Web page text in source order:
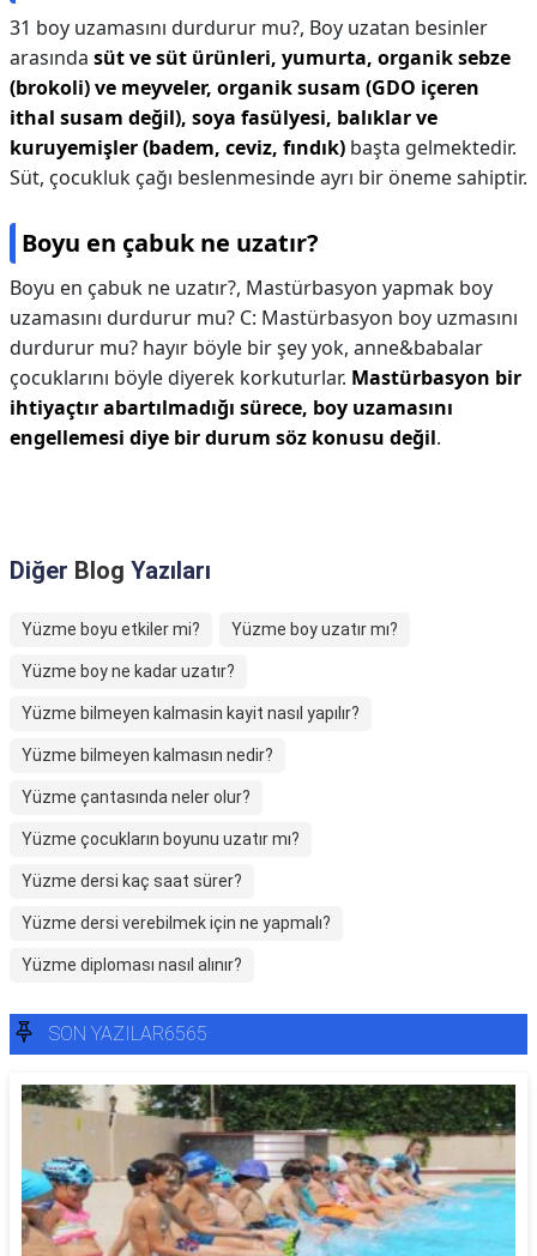
31 boy uzamasını durdurur mu?, Boy uzatan besinler
arasında süt ve süt ürünleri, yumurta, organik sebze
(brokoli) ve meyveler, organik susam (GDO içeren
ithal susam değil), soya fasülyesi, balıklar ve
kuruyemişler (badem, ceviz, fındık) başta gelmektedir.
Süt, çocukluk çağı beslenmesinde ayrı bir öneme sahiptir.
Boyu en çabuk ne uzatır?
Boyu en çabuk ne uzatır?, Mastürbasyon yapmak boy
uzamasını durdurur mu? C: Mastürbasyon boy uzmasını
durdurur mu? hayır böyle bir şey yok, anne&babalar
çocuklarını böyle diyerek korkuturlar. Mastürbasyon bir
ihtiyaçtır abartılmadığı sürece, boy uzamasını
engellemesi diye bir durum söz konusu değil.
Diğer Blog Yazıları
Yüzme boyu etkiler mi? Yüzme boy uzatır mı?
Yüzme boy ne kadar uzatır?
Yüzme bilmeyen kalmasin kayit nasıl yapılır?
Yüzme bilmeyen kalmasın nedir?
Yüzme çantasında neler olur?
Yüzme çocukların boyunu uzatır mı?
Yüzme dersi kaç saat sürer?
Yüzme dersi verebilmek için ne yapmalı?
Yüzme diploması nasıl alınır?
SON YAZILAR6565